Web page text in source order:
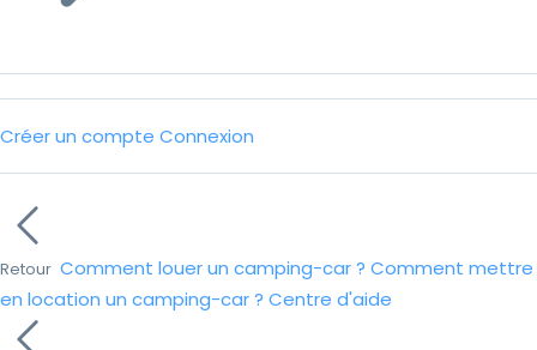
Créer un compte Connexion
Retour Comment louer un camping-car ? Comment mettre
en location un camping-car ? Centre d'aide